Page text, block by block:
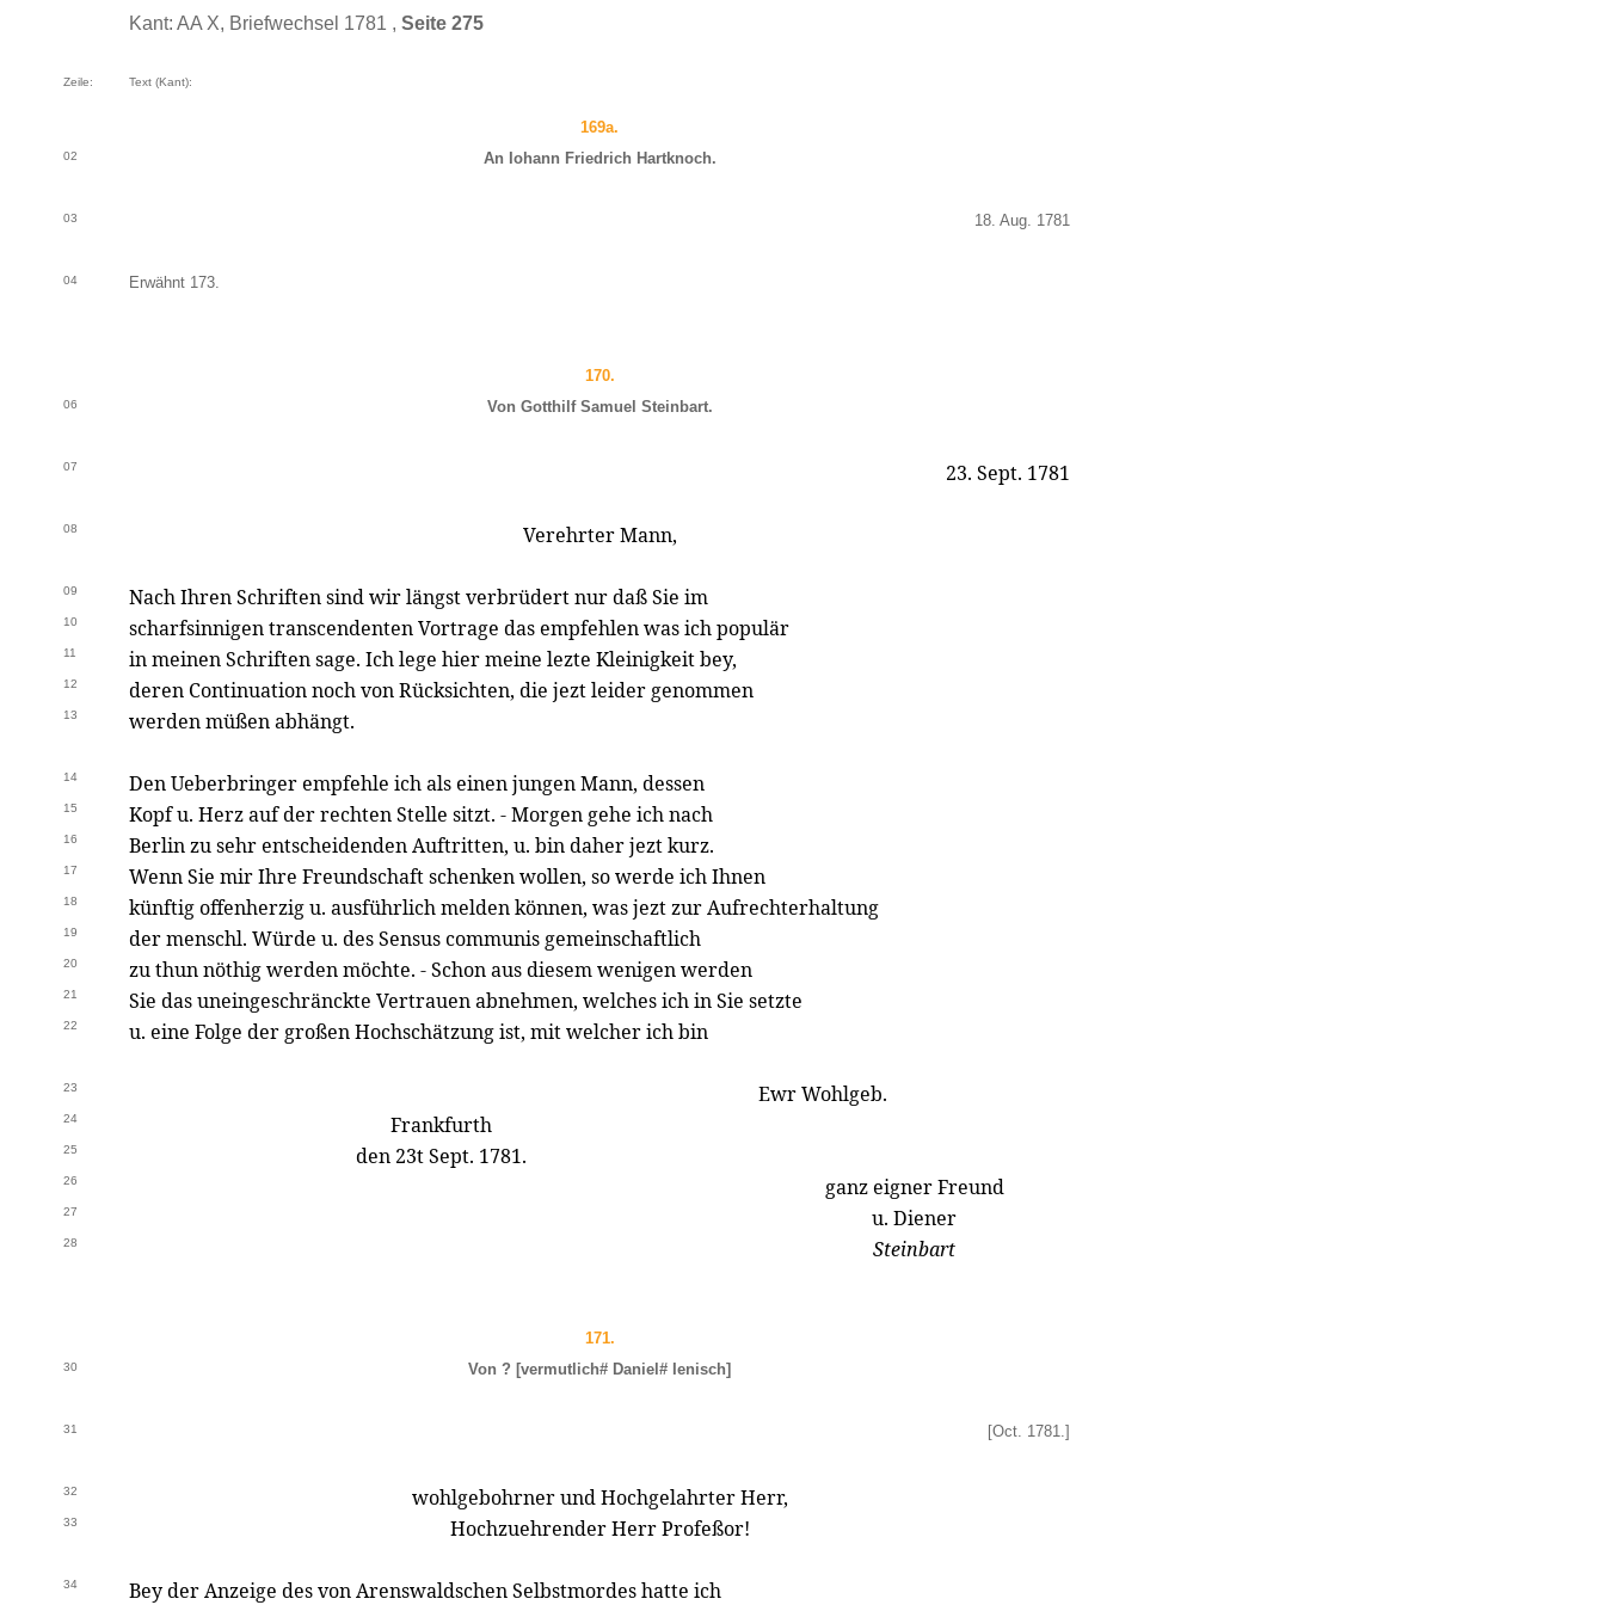
Kant: AA X, Briefwechsel 1781 , Seite 275
Zeile: Text (Kant):
169a.
02 An Iohann Friedrich Hartknoch.
03 18. Aug. 1781
04 Erwähnt 173.
170.
06 Von Gotthilf Samuel Steinbart.
07 23. Sept. 1781
08 Verehrter Mann,
09 Nach Ihren Schriften sind wir längst verbrüdert nur daß Sie im
10 scharfsinnigen transcendenten Vortrage das empfehlen was ich populär
11 in meinen Schriften sage. Ich lege hier meine lezte Kleinigkeit bey,
12 deren Continuation noch von Rücksichten, die jezt leider genommen
13 werden müßen abhängt.
14 Den Ueberbringer empfehle ich als einen jungen Mann, dessen
15 Kopf u. Herz auf der rechten Stelle sitzt. - Morgen gehe ich nach
16 Berlin zu sehr entscheidenden Auftritten, u. bin daher jezt kurz.
17 Wenn Sie mir Ihre Freundschaft schenken wollen, so werde ich Ihnen
18 künftig offenherzig u. ausführlich melden können, was jezt zur Aufrechterhaltung
19 der menschl. Würde u. des Sensus communis gemeinschaftlich
20 zu thun nöthig werden möchte. - Schon aus diesem wenigen werden
21 Sie das uneingeschränckte Vertrauen abnehmen, welches ich in Sie setzte
22 u. eine Folge der großen Hochschätzung ist, mit welcher ich bin
23 Ewr Wohlgeb.
24 Frankfurth
25 den 23t Sept. 1781.
26 ganz eigner Freund
27 u. Diener
28 Steinbart
171.
30 Von ? [vermutlich# Daniel# Ienisch]
31 [Oct. 1781.]
32 wohlgebohrner und Hochgelahrter Herr,
33 Hochzuehrender Herr Profeßor!
34 Bey der Anzeige des von Arenswaldschen Selbstmordes hatte ich